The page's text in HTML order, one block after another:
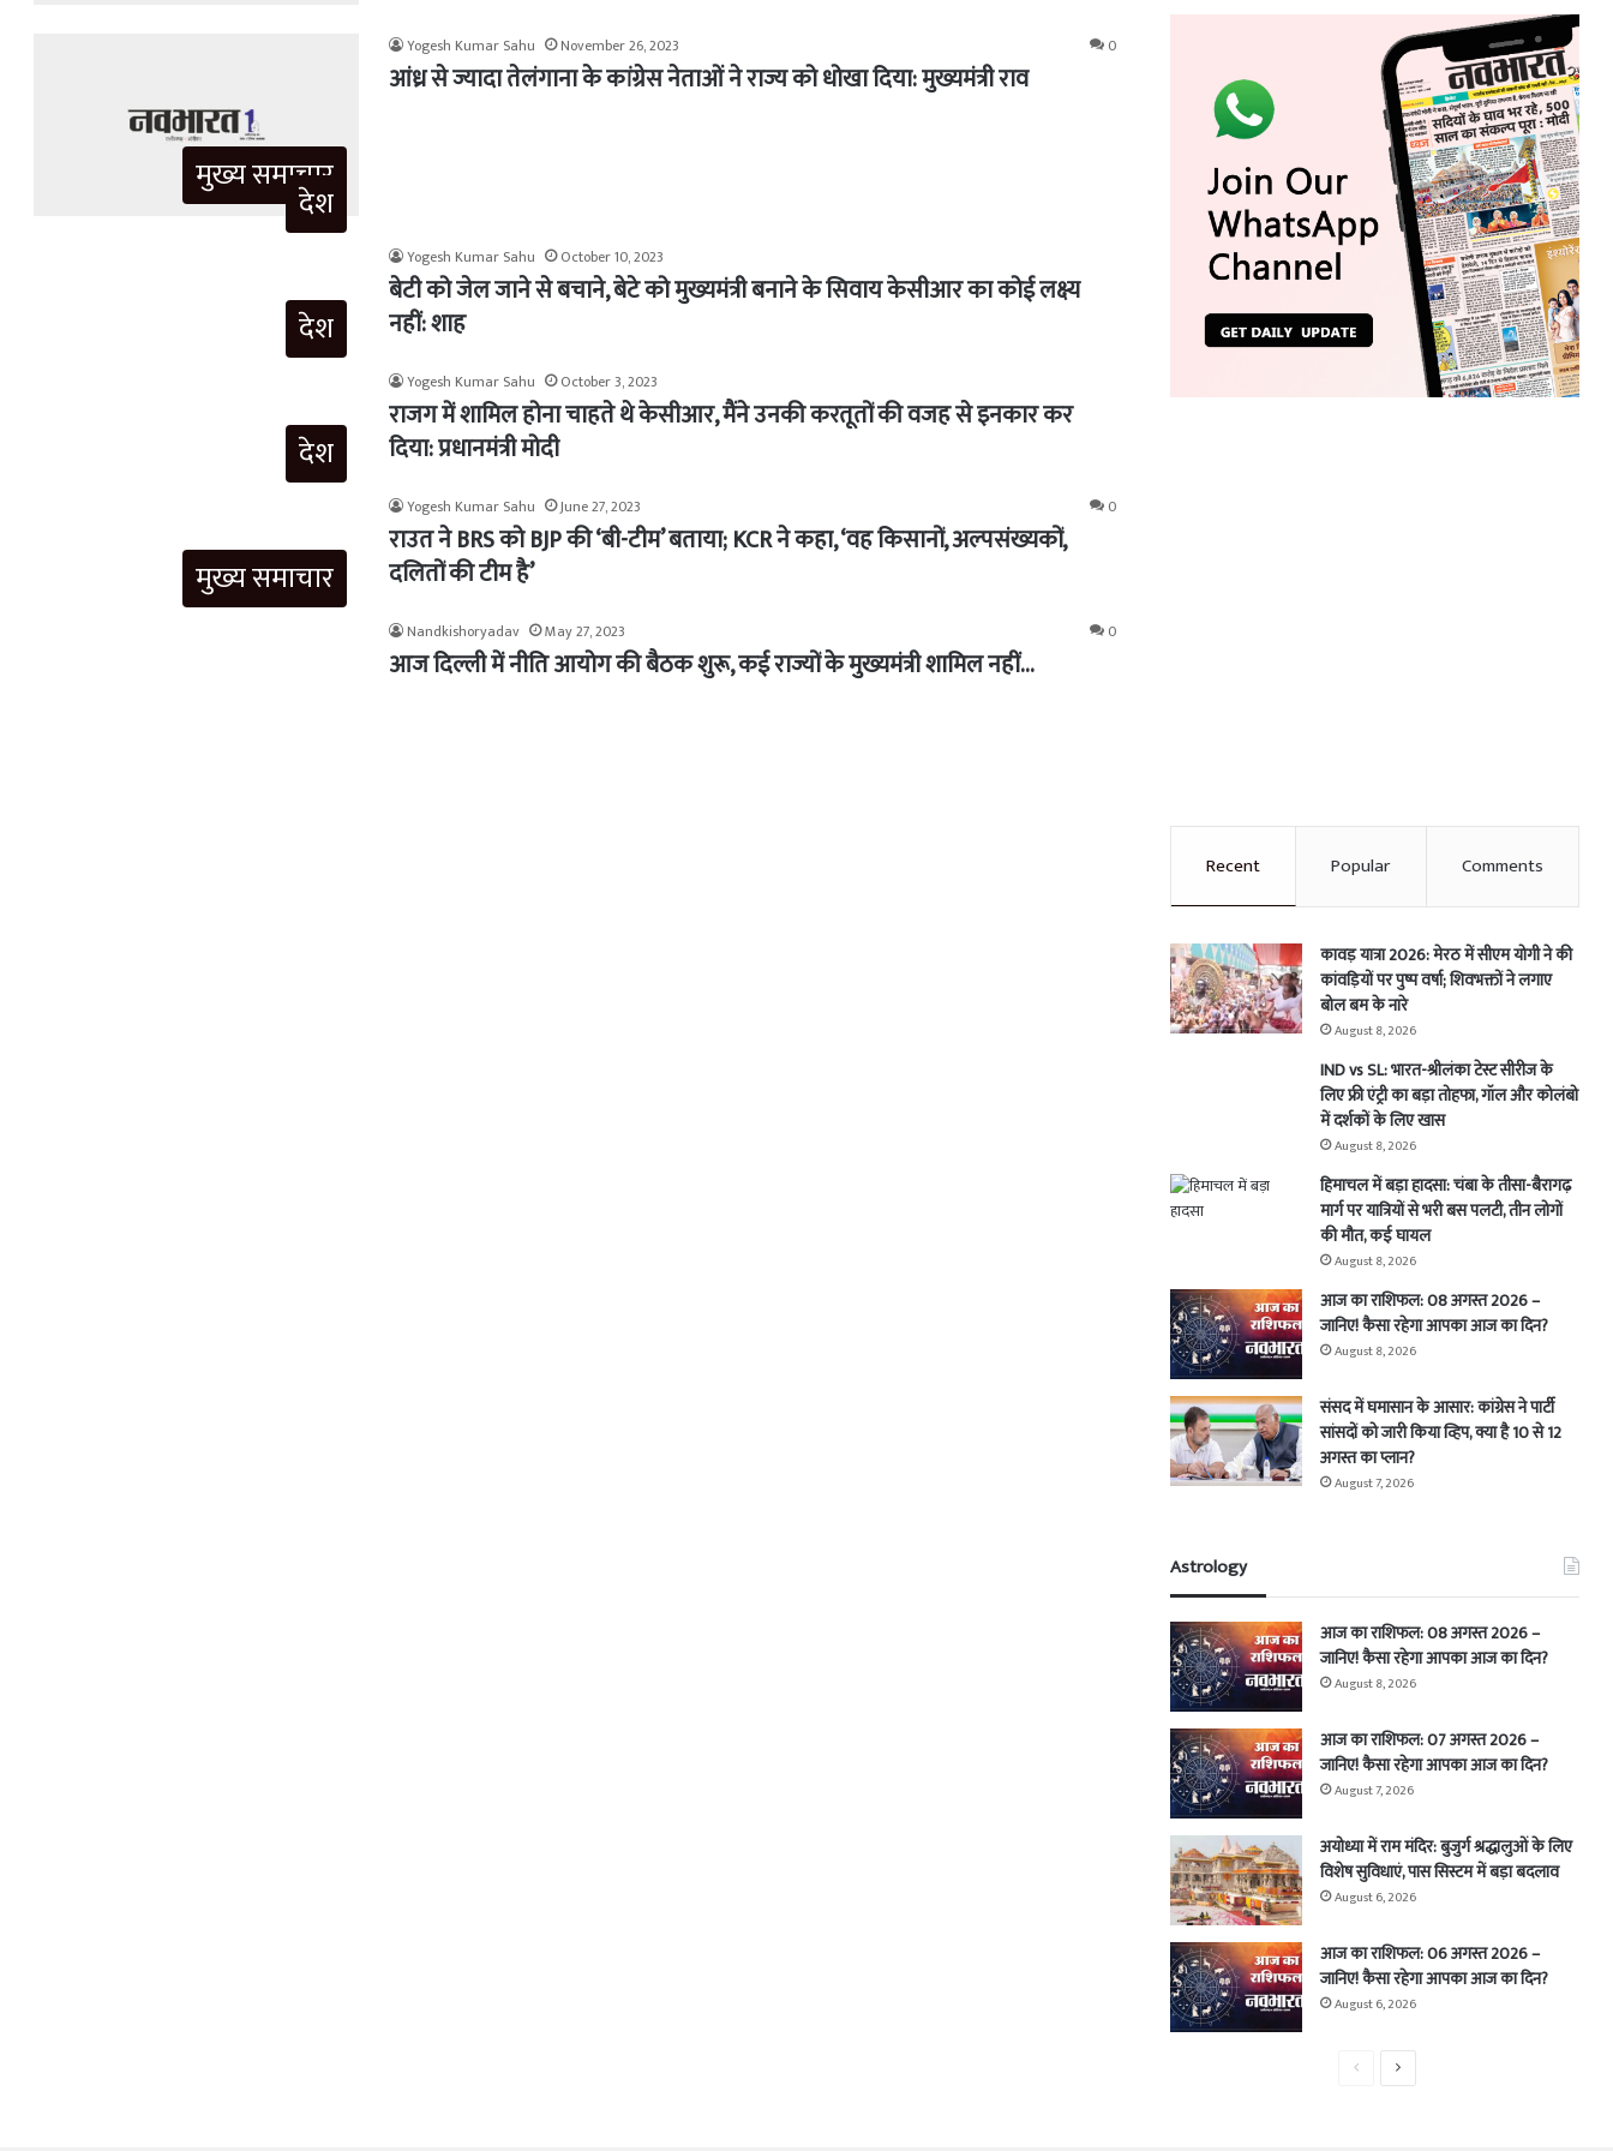
मुख्य समाचार
Yogesh Kumar Sahu November 26, 2023 0
आंध्र से ज्यादा तेलंगाना के कांग्रेस नेताओं ने राज्य को धोखा दिया: मुख्यमंत्री राव
देश
Yogesh Kumar Sahu October 10, 2023
बेटी को जेल जाने से बचाने, बेटे को मुख्यमंत्री बनाने के सिवाय केसीआर का कोई लक्ष्य
नहीं: शाह
देश
Yogesh Kumar Sahu October 3, 2023
राजग में शामिल होना चाहते थे केसीआर, मैंने उनकी करतूतों की वजह से इनकार कर
दिया: प्रधानमंत्री मोदी
देश
Yogesh Kumar Sahu June 27, 2023 0
राउत ने BRS को BJP की ‘बी-टीम’ बताया; KCR ने कहा, ‘वह किसानों, अल्पसंख्यकों,
दलितों की टीम है’
मुख्य समाचार
Nandkishoryadav May 27, 2023 0
आज दिल्ली में नीति आयोग की बैठक शुरू, कई राज्यों के मुख्यमंत्री शामिल नहीं…
Recent Popular Comments
कावड़ यात्रा 2026: मेरठ में सीएम योगी ने की
कांवड़ियों पर पुष्प वर्षा; शिवभक्तों ने लगाए
बोल बम के नारे
August 8, 2026
IND vs SL: भारत-श्रीलंका टेस्ट सीरीज के
लिए फ्री एंट्री का बड़ा तोहफा, गॉल और कोलंबो
में दर्शकों के लिए खास
August 8, 2026
हिमाचल में बड़ा हादसा: चंबा के तीसा-बैरागढ़
मार्ग पर यात्रियों से भरी बस पलटी, तीन लोगों
की मौत, कई घायल
August 8, 2026
आज का राशिफल: 08 अगस्त 2026 –
जानिए! कैसा रहेगा आपका आज का दिन?
August 8, 2026
संसद में घमासान के आसार: कांग्रेस ने पार्टी
सांसदों को जारी किया व्हिप, क्या है 10 से 12
अगस्त का प्लान?
August 7, 2026
Astrology
आज का राशिफल: 08 अगस्त 2026 –
जानिए! कैसा रहेगा आपका आज का दिन?
August 8, 2026
आज का राशिफल: 07 अगस्त 2026 –
जानिए! कैसा रहेगा आपका आज का दिन?
August 7, 2026
अयोध्या में राम मंदिर: बुजुर्ग श्रद्धालुओं के लिए
विशेष सुविधाएं, पास सिस्टम में बड़ा बदलाव
August 6, 2026
आज का राशिफल: 06 अगस्त 2026 –
जानिए! कैसा रहेगा आपका आज का दिन?
August 6, 2026
PreviousNext